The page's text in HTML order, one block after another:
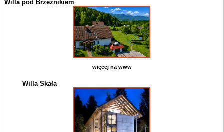
Willa pod Brzeźnikiem
więcej na www
Willa Skała